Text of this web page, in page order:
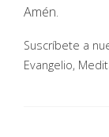
Amén.
Suscríbete a
Evangelio,